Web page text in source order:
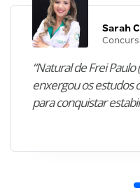
Sarah
“Natural de Frei Paulo
enxergou os estudos
para conquistar